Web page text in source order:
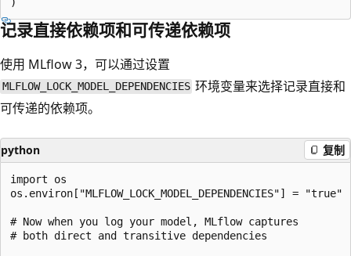
记录直接依赖项和可传递依赖项
使用 MLflow 3，可以通过设置
MLFLOW_LOCK_MODEL_DEPENDENCIES 环境变量来选择记录直接和
可传递的依赖项。
python 复制
import os
os.environ["MLFLOW_LOCK_MODEL_DEPENDENCIES"] = "true"
# Now when you log your model, MLflow captures
# both direct and transitive dependencies